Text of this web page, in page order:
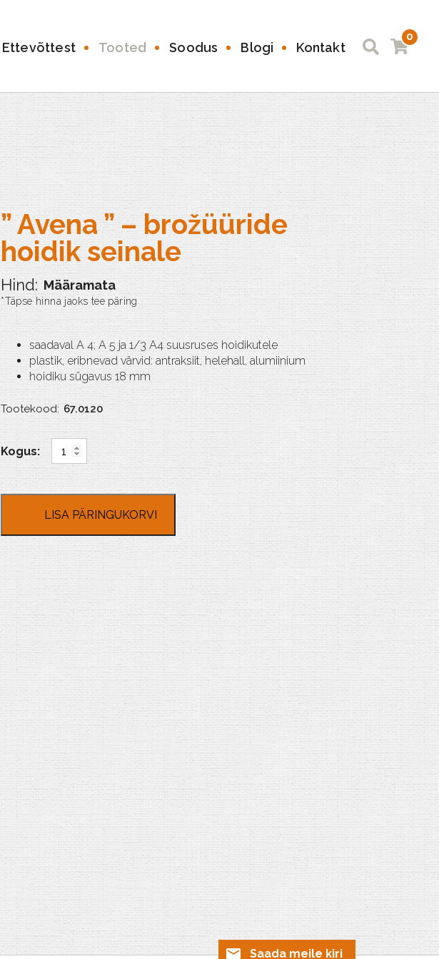
Ettevõttest Tooted Soodus Blogi Kontakt
0
” Avena ” – brožüüride
hoidik seinale
Määramata
saadaval A 4; A 5 ja 1/3 A4 suusruses hoidikutele
plastik, eribnevad värvid: antraksiit, helehall, alumiinium
hoidiku sügavus 18 mm
Tootekood: 67.0120
Avena
-
brožüüride
hoidik
seinale
LISA PÄRINGUKORVI
Saada meile kiri